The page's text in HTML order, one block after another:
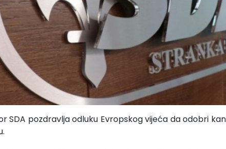
SDA pozdravlja odluku Evropskog vijeća da odobri